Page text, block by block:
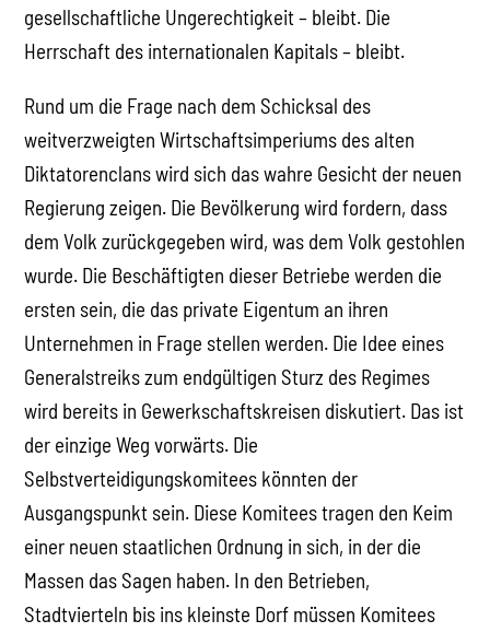
gesellschaftliche Ungerechtigkeit – bleibt. Die
Herrschaft des internationalen Kapitals – bleibt.
Rund um die Frage nach dem Schicksal des
weitverzweigten Wirtschaftsimperiums des alten
Diktatorenclans wird sich das wahre Gesicht der neuen
Regierung zeigen. Die Bevölkerung wird fordern, dass
dem Volk zurückgegeben wird, was dem Volk gestohlen
wurde. Die Beschäftigten dieser Betriebe werden die
ersten sein, die das private Eigentum an ihren
Unternehmen in Frage stellen werden. Die Idee eines
Generalstreiks zum endgültigen Sturz des Regimes
wird bereits in Gewerkschaftskreisen diskutiert. Das ist
der einzige Weg vorwärts. Die
Selbstverteidigungskomitees könnten der
Ausgangspunkt sein. Diese Komitees tragen den Keim
einer neuen staatlichen Ordnung in sich, in der die
Massen das Sagen haben. In den Betrieben,
Stadtvierteln bis ins kleinste Dorf müssen Komitees